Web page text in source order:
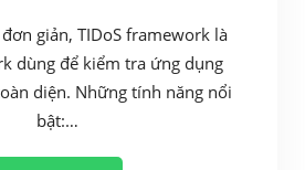
giản, TIDoS framework là
dùng để kiểm tra ứng dụng
diện. Những tính năng nổi
bật:…